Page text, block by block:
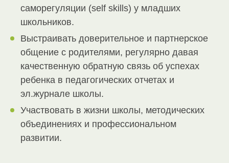
саморегуляции (self skills) у младших
школьников.
Выстраивать доверительное и партнерское
общение с родителями, регулярно давая
качественную обратную связь об успехах
ребенка в педагогических отчетах и
эл.журнале школы.
Участвовать в жизни школы, методических
объединениях и профессиональном
развитии.